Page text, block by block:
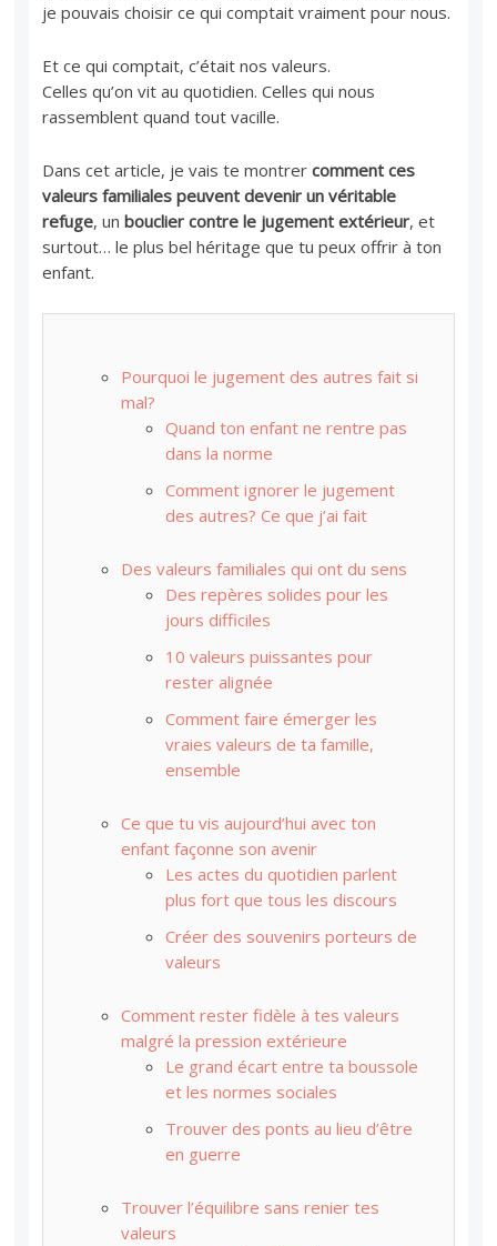
je pouvais choisir ce qui comptait vraiment pour nous.
Et ce qui comptait, c’était nos valeurs.
Celles qu’on vit au quotidien. Celles qui nous
rassemblent quand tout vacille.
Dans cet article, je vais te montrercomment ces
valeurs familiales peuvent devenir un véritable
refuge, unbouclier contre le jugement extérieur, et
surtout… le plus bel héritage que tu peux offrir à ton
enfant.
Pourquoi le jugement des autres fait si
mal?
Quand ton enfant ne rentre pas
dans la norme
Comment ignorer le jugement
des autres? Ce que j’ai fait
Des valeurs familiales qui ont du sens
Des repères solides pour les
jours difficiles
10 valeurs puissantes pour
rester alignée
Comment faire émerger les
vraies valeurs de ta famille,
ensemble
Ce que tu vis aujourd’hui avec ton
enfant façonne son avenir
Les actes du quotidien parlent
plus fort que tous les discours
Créer des souvenirs porteurs de
valeurs
Comment rester fidèle à tes valeurs
malgré la pression extérieure
Le grand écart entre ta boussole
et les normes sociales
Trouver des ponts au lieu d’être
en guerre
Trouver l’équilibre sans renier tes
valeurs